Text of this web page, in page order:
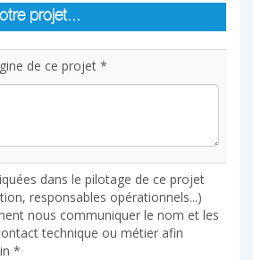
projet...
de ce projet *
dans le pilotage de ce projet
responsables opérationnels...)
nous communiquer le nom et les
technique ou métier afin
*